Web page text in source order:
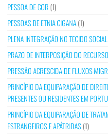
PESSOA DE COR (1)
PESSOAS DE ETNIA CIGANA(1)
PLENA INTEGRAÇÃO NO TECIDO SOCIAL
PRAZO DE INTERPOSIÇÃO DO RECURSO
PRESSÃO ACRESCIDA DE FLUXOS
PRINCÍPIO DA EQUIPARAÇÃO DE
PRESENTES OU RESIDENTES EM
PRINCÍPIO DA EQUIPARAÇÃO DE
ESTRANGEIROS E APÁTRIDAS(1)